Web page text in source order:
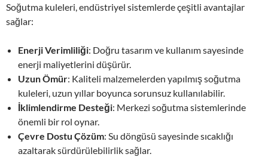
Soğutma kuleleri, endüstriyel sistemlerde çeşitli avantajlar
sağlar:
Enerji Verimliliği: Doğru tasarım ve kullanım sayesinde
enerji maliyetlerini düşürür.
Uzun Ömür: Kaliteli malzemelerden yapılmış soğutma
kuleleri, uzun yıllar boyunca sorunsuz kullanılabilir.
İklimlendirme Desteği: Merkezi soğutma sistemlerinde
önemli bir rol oynar.
Çevre Dostu Çözüm: Su döngüsü sayesinde sıcaklığı
azaltarak sürdürülebilirlik sağlar.